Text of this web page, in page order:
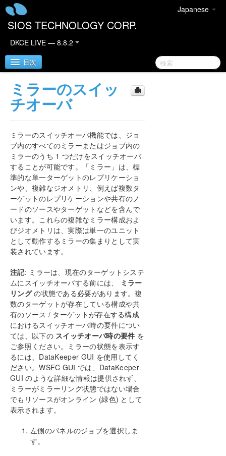
Japanese
SIOS TECHNOLOGY CORP.
DKCE LIVE — 8.8.2
目次
SIOS DataKeeper Cluster Edition
DataKeeper Cluster Edition クイックスタートガイ
ド
AWS で DataKeeper Cluster Edition をデプロイす
る
Azure で DataKeeper Cluster Edition をデプロイす
How to cluster SAP ASCS and ERS on Windows
in AWS using WSFC with SIOS DataKeeper
複数の可用性ゾーン（AZ）にまたがるAzureでファイ
ル サーバー クラスターを構成する
DataKeeper Cluster Edition インストレーションガ
イド
DataKeeper Cluster Edition テクニカルドキュメン
テーション
ユーザインターフェース
コンポーネント
レプリケーションについて
構成
DataKeeper の管理
SIOS DataKeeperでDKPwrShellを使用する
ミラーのスイッ
チオーバ
ミラーのスイッチオーバ機能では、ジョ
ブ内のすべてのミラーまたはジョブ内の
ミラーのうち 1 つだけをスイッチオーバ
することが可能です。「ミラー」は、標
準的な単一ターゲットのレプリケーショ
ンや、複雑なジオメトリ、例えば複数タ
ーゲットのレプリケーションや共有のノ
ードのソースやターゲットなどを含んで
います。これらの複雑なミラー構成およ
びジオメトリは、実際は単一のユニット
として動作するミラーの集まりとして実
装されています。
注記: ミラーは、現在のターゲットシステ
ムにスイッチオーバする前には、
ミラー
リングの状態である必要があります。複
数のターゲットが存在している構成や共
有のソース / ターゲットが存在する構成
におけるスイッチオーバ時の要件につい
ては、以下の スイッチオーバ時の要件 を
ご参照ください。ミラーの状態を表示す
るには、DataKeeper GUI を使用してく
ださい。WSFC GUI では、DataKeeper
GUI のような詳細な情報は提供されず、
ミラーがミラーリング状態ではない場合
でもリソースがオンライン (緑色) として
表示されます。
左側のパネルのジョブを選択しま
す。